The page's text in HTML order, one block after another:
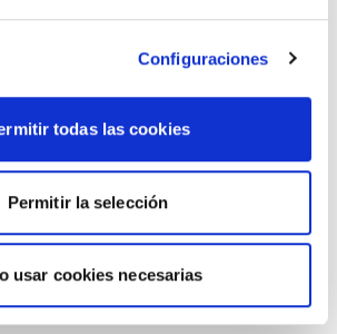
Configuraciones
todas las cookies
Permitir la selección
usar cookies necesarias